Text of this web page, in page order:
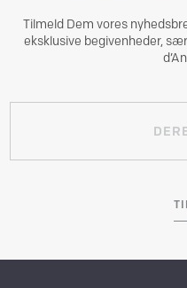
Tilmeld Dem vores
eksklusive begivenheder,